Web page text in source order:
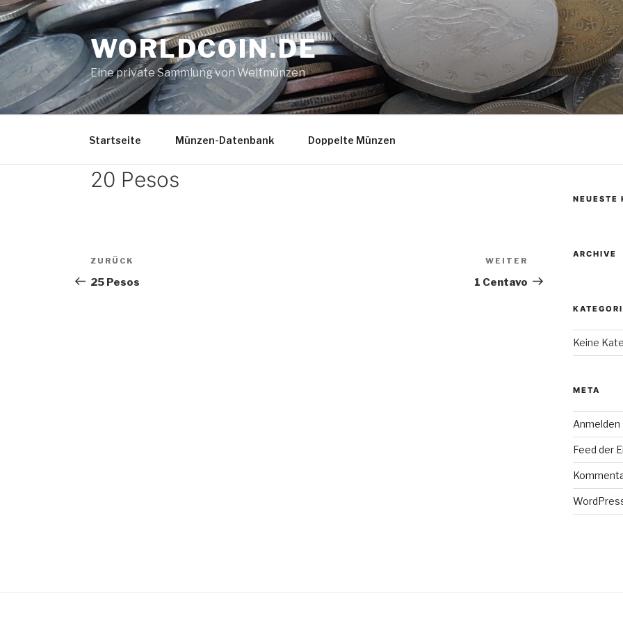
Zum
Inhalt
springen
WORLDCOIN.DE
Eine private Sammlung von Weltmünzen
Startseite Münzen-Datenbank Doppelte Münzen
20 Pesos
Beitrags-
Navigation
Vorheriger
Beitrag
ZURÜCK
25 Pesos
Beitrag
WEITER
1 Centavo
NEUESTE
ARCHIVE
Keine
META
Anmelden
Feed der